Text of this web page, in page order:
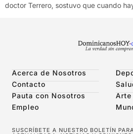
doctor Terrero, sostuvo que cuando
Acerca de Nosotros
Contacto
Pauta con Nosotros
Empleo
Arte
SUSCRÍBETE A NUESTRO BOLETÍN